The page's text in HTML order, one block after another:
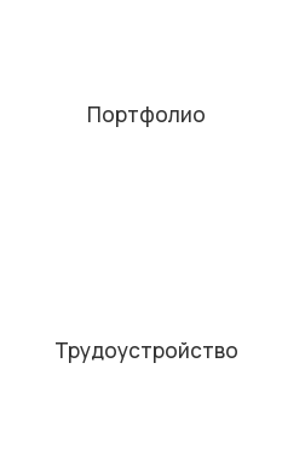
Портфолио
Трудоустройство